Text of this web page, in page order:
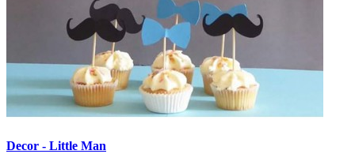
Decor - Little Man